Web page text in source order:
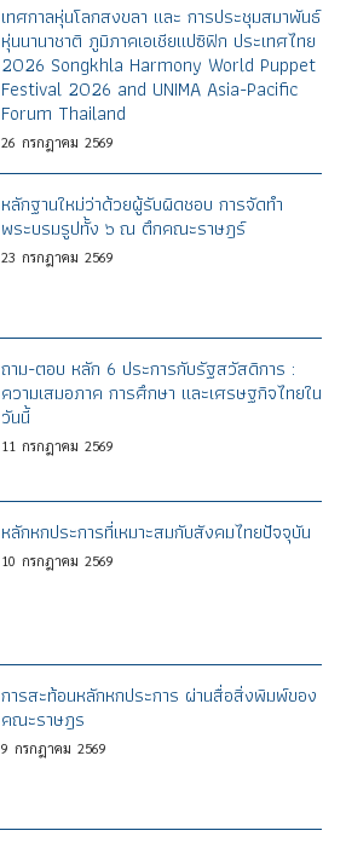
เทศกาลหุ่นโลกสงขลา และ การประชุมสมาพันธ์
หุ่นนานาชาติ ภูมิภาคเอเชียแปซิฟิก ประเทศไทย
2026 Songkhla Harmony World Puppet
Festival 2026 and UNIMA Asia-Pacific
Forum Thailand
26 กรกฎาคม 2569
หลักฐานใหม่ว่าด้วยผู้รับผิดชอบ การจัดทำ
พระบรมรูปทั้ง ๖ ณ ตึกคณะราษฎร์
23 กรกฎาคม 2569
ถาม-ตอบ หลัก 6 ประการกับรัฐสวัสดิการ :
ความเสมอภาค การศึกษา และเศรษฐกิจไทยใน
วันนี้
11 กรกฎาคม 2569
หลักหกประการที่เหมาะสมกับสังคมไทยปัจจุบัน
10 กรกฎาคม 2569
การสะท้อนหลักหกประการ ผ่านสื่อสิ่งพิมพ์ของ
คณะราษฎร
9 กรกฎาคม 2569